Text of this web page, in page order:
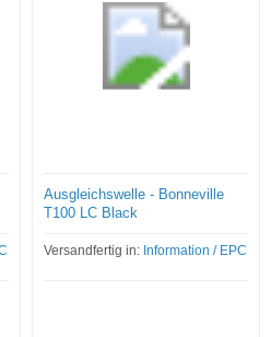
Ausgleichswelle - Bonneville
T100 LC Black
Versandfertig in: Information / EPC